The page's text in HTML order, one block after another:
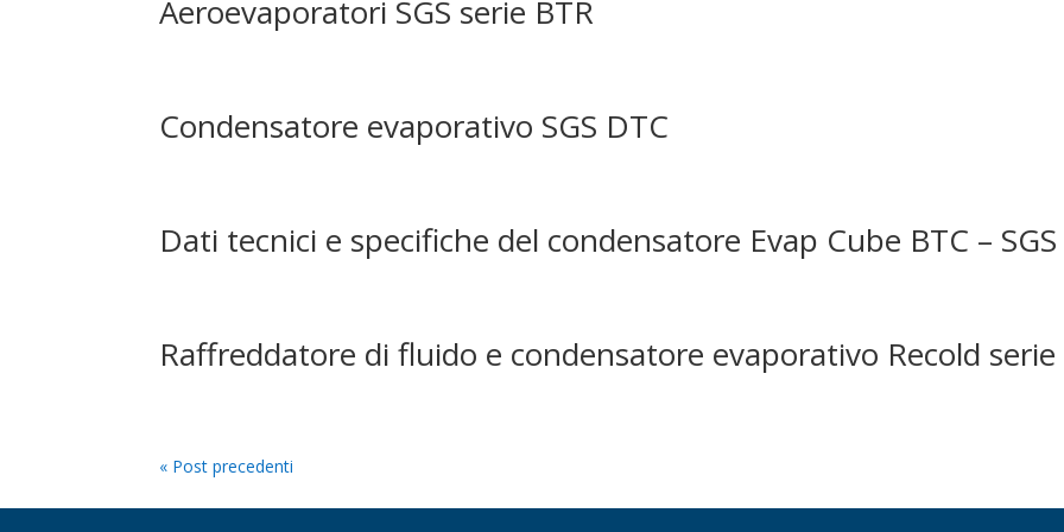
Aeroevaporatori SGS serie BTR
Condensatore evaporativo SGS DTC
Dati tecnici e specifiche del condensatore Evap Cube BTC – SGS
Raffreddatore di fluido e condensatore evaporativo Recold
« Post precedenti